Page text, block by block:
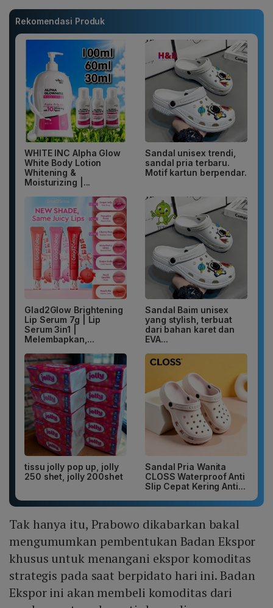
Rekomendasi Produk
WHITE INC Alpha Glow
White Body Lotion
Whitening &
Moisturizing |...
Sandal unisex trendi,
sandal pria terbaru.
Motif kartun berpendar.
Glad2Glow Brightening
Lip Serum 7g | Lip
Serum 3in1 |
Melembapkan,...
Sandal Baim unisex
yang stylish, terbuat
dari bahan karet dan
EVA...
tissu jolly pop up, jolly
250 shet, jolly 200shet
Sandal Pria Wanita
CLOSS Waterproof Anti
Slip Cepat Kering Anti...
Tak hanya itu, Prabowo dikabarkan bakal
mengumumkan pembentukan Badan Ekspor
khusus untuk menangani ekspor komoditas
strategis pada saat berpidato hari ini. Badan
Ekspor ini akan membeli komoditas dari